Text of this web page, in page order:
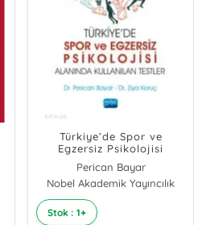
Türkiye’de Spor ve
Egzersiz Psikolojisi
Testler
Perican Bayar
Ziya Koruç
Nobel Akademik Yayıncılık
Stok : 1+